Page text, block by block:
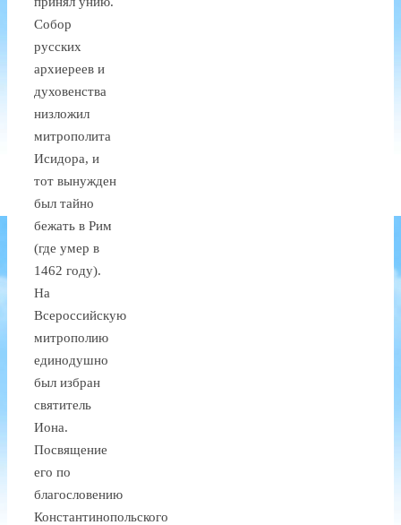
Собор
русских
архиереев и
духовенства
низложил
митрополита
Исидора, и
тот вынужден
был тайно
бежать в Рим
(где умер в
1462 году).
На
Всероссийскую
митрополию
единодушно
был избран
святитель
Иона.
Посвящение
его по
благословению
Константинопольского